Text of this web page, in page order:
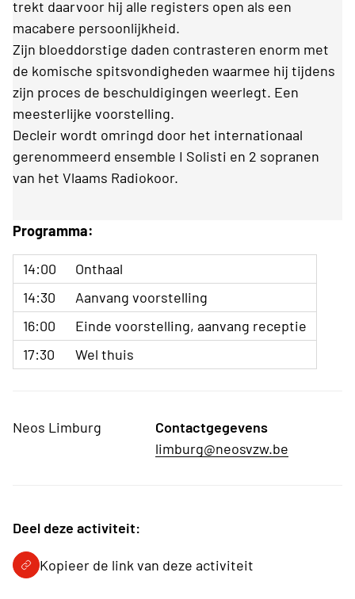
trekt daarvoor hij alle registers open als een
macabere persoonlijkheid.
Zijn bloeddorstige daden contrasteren enorm met
de komische spitsvondigheden waarmee hij tijdens
zijn proces de beschuldigingen weerlegt. Een
meesterlijke voorstelling.
Decleir wordt omringd door het internationaal
gerenommeerd ensemble I Solisti en 2 sopranen
van het Vlaams Radiokoor.
Programma:
14:00
Onthaal
14:30
Aanvang voorstelling
16:00
Einde voorstelling, aanvang receptie
17:30
Wel thuis
Neos Limburg
Contactgegevens
limburg@neosvzw.be
Deel deze activiteit:
Kopieer de link van deze activiteit